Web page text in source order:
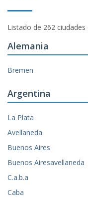
Listado de 262
Alemania
Bremen
Argentina
La Plata
Avellaneda
Buenos Aires
Buenos Airesavellaneda
C.a.b.a
Caba